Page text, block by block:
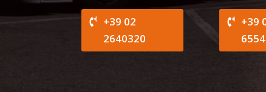
+39 02
2640320
+39